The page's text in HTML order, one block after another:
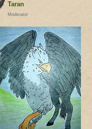
Taran
Moderator